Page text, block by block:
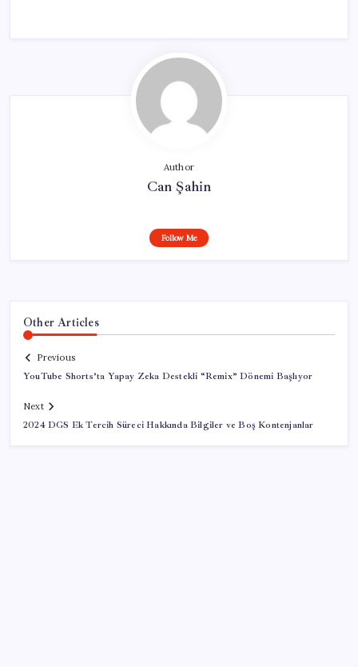
Author
Can Şahin
Follow Me
Other Articles
Previous
YouTube Shorts’ta Yapay Zeka Destekli “Remix” Dönemi Başlıyor
Next
2024 DGS Ek Tercih Süreci Hakkında Bilgiler ve Boş Kontenjanlar